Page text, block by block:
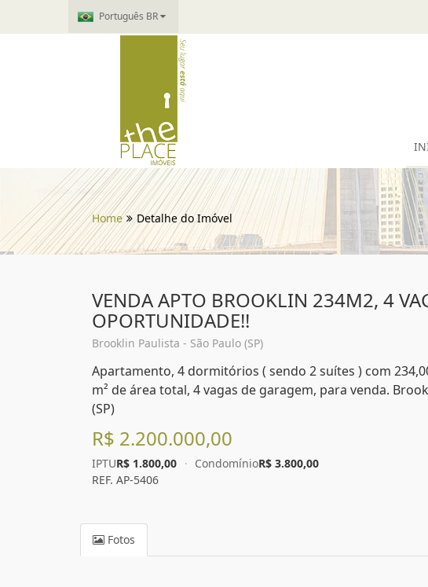
Português BR
Home Detalhe do Imóvel
VENDA APTO BROOKLIN 234M2, 4
OPORTUNIDADE!!
Brooklin Paulista - São Paulo (SP)
Apartamento, 4 dormitórios ( sendo 2 suítes ) com
m² de área total, 4 vagas de garagem, para venda.
(SP)
R$ 2.200.000,00
IPTUR$ 1.800,00 · CondomínioR$ 3.800,00
REF. AP-5406
Fotos